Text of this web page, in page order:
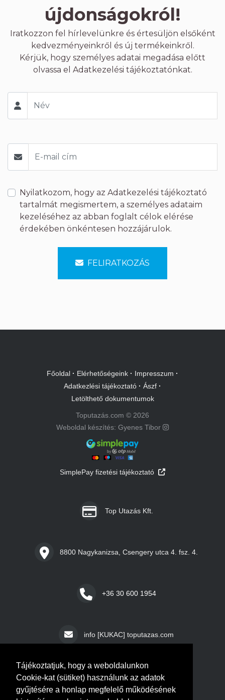
Tájékoztatjuk, hogy a weboldalunkon
Cookie-kat (sütiket) használunk az adatok
gyűjtésére a honlap megfelelő működésének
újdonságokról!
Iratkozzon fel hírlevelünkre és értesüljön elsőként
kedvezményeinkről és új termékeinkről.
Kérjük, hogy személyes adatai megadása előtt
olvassa el Adatkezelési tájékoztatónkat.
Nyilatkozom, hogy az Adatkezelési tájékoztató
tartalmát megismertem, a személyes adataim
kezeléséhez az abban foglalt célok elérése
érdekében önkéntesen hozzájárulok.
FELIRATKOZÁS
Főoldal · Elérhetőségeink · Impresszum ·
Adatkezlési tájékoztató · Ászf ·
Letölthető dokumentumok
Toputazás.com © 2026
Weboldal készítés: Gyenes Tibor
SimplePay fizetési tájékoztató
Top Utazás Kft.
8800 Nagykanizsa, Csengery utca 4. fsz. 4.
+36 30 600 1954
info [KUKAC] toputazas.com
Nyitvatartás
Hétfő – ZÁRVA